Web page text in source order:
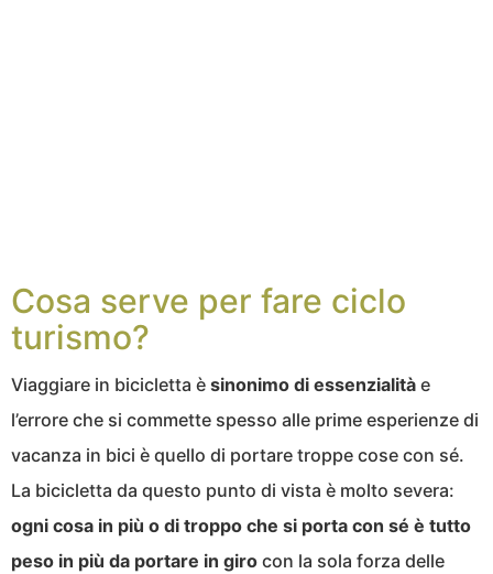
Cosa serve per fare ciclo
turismo?
Viaggiare in bicicletta è sinonimo di essenzialità e
l’errore che si commette spesso alle prime esperienze di
vacanza in bici è quello di portare troppe cose con sé.
La bicicletta da questo punto di vista è molto severa:
ogni cosa in più o di troppo che si porta con sé è tutto
peso in più da portare in giro con la sola forza delle